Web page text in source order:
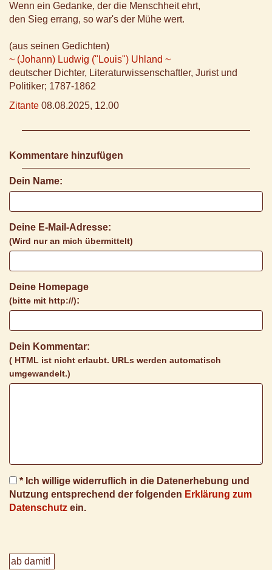
Wenn ein Gedanke, der die Menschheit ehrt,
den Sieg errang, so war's der Mühe wert.
(aus seinen Gedichten)
~ (Johann) Ludwig ("Louis") Uhland ~
deutscher Dichter, Literaturwissenschaftler, Jurist und
Politiker; 1787-1862
Zitante 08.08.2025, 12.00
Kommentare hinzufügen
Dein Name:
Deine E-Mail-Adresse:
(Wird nur an mich übermittelt)
Deine Homepage
(bitte mit http://):
Dein Kommentar:
( HTML ist nicht erlaubt. URLs werden automatisch
umgewandelt.)
* Ich willige widerruflich in die Datenerhebung und
Nutzung entsprechend der folgenden Erklärung zum
Datenschutz ein.